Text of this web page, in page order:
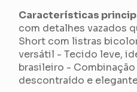
Características
com detalhes vazados
Short com listras
versátil - Tecido leve,
brasileiro -
descontraído e